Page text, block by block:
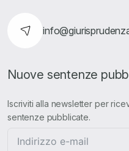
Nuove sentenze
Iscriviti alla newsletter per
sentenze pubblicate.